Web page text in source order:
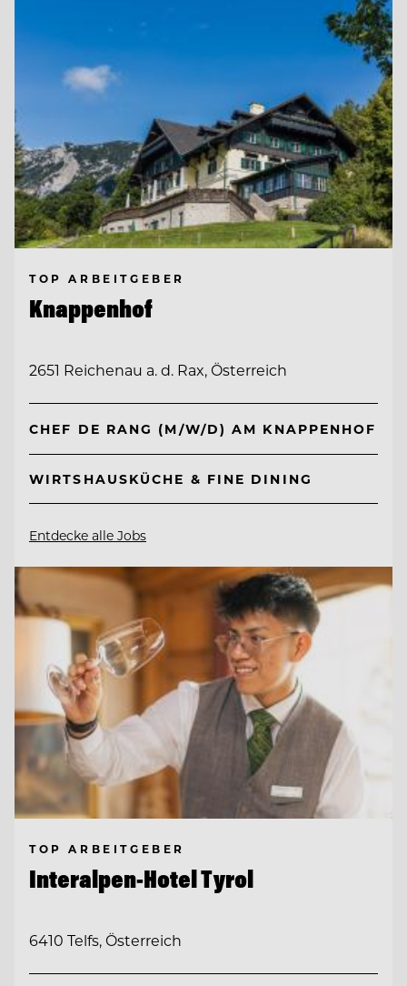
TOP ARBEITGEBER
Knappenhof
2651 Reichenau a. d. Rax, Österreich
CHEF DE RANG (M/W/D) AM KNAPPENHOF
WIRTSHAUSKÜCHE & FINE DINING
Entdecke alle Jobs
TOP ARBEITGEBER
Interalpen-Hotel Tyrol
6410 Telfs, Österreich